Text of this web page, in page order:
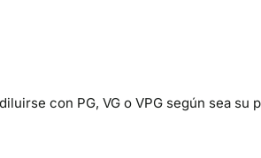
con PG, VG o VPG según sea su